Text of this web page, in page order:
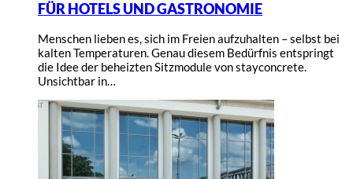
FÜR HOTELS UND GASTRONOMIE
Menschen lieben es, sich im Freien aufzuhalten – selbst bei
kalten Temperaturen. Genau diesem Bedürfnis entspringt
die Idee der beheizten Sitzmodule von stayconcrete.
Unsichtbar in…